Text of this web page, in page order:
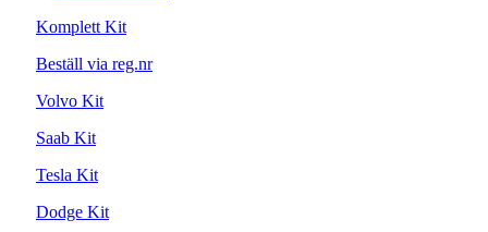
Komplett Kit
Beställ via reg.nr
Volvo Kit
Saab Kit
Tesla Kit
Dodge Kit